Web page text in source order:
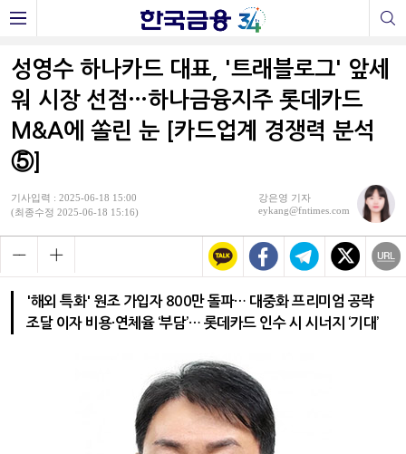
성영수 하나카드 대표, '트래블로그' 앞세
워 시장 선점…하나금융지주 롯데카드
M&A에 쏠린 눈 [카드업계 경쟁력 분석
⑤]
기사입력 : 2025-06-18 15:00
(최종수정 2025-06-18 15:16)
강은영 기자
eykang@fntimes.com
'해외 특화' 원조 가입자 800만 돌파… 대중화 프리미엄 공략
조달 이자 비용·연체율 ‘부담’… 롯데카드 인수 시 시너지 ‘기대’